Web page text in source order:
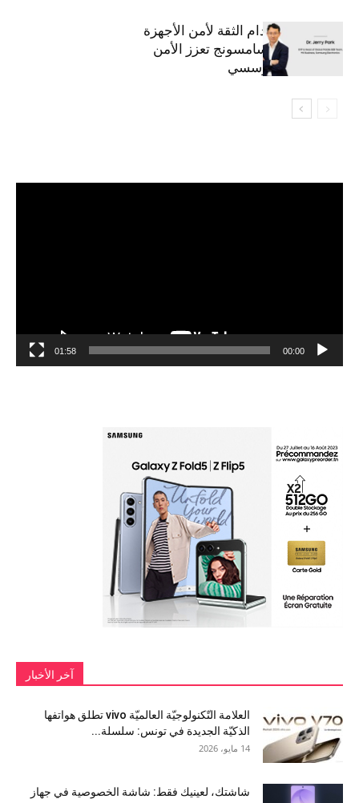
استراتيجية انعدام الثقة لأمن الأجهزة
المحمولة من سامسونج تعزز الأمن
السيبراني المؤسسي
00:00
01:58
آخر الأخبار
العلامة التّكنولوجيّة العالميّة vivo تطلق هواتفها
الذكيّة الجديدة في تونس: سلسلة...
14 مايو، 2026
شاشتك، لعينيك فقط: شاشة الخصوصية في جهاز